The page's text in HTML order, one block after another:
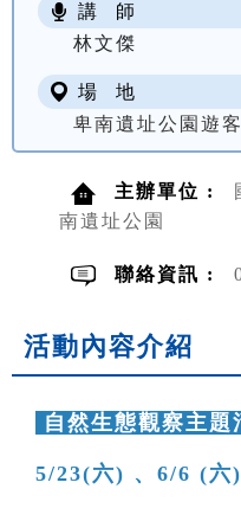
講 師
林文傑
場 地
卑南遺址公園遊
主辦單位 :
南遺址公園
聯絡資訊 :
活動內容介紹
自然生態觀察主題
5/23(六) 、6/6 (六